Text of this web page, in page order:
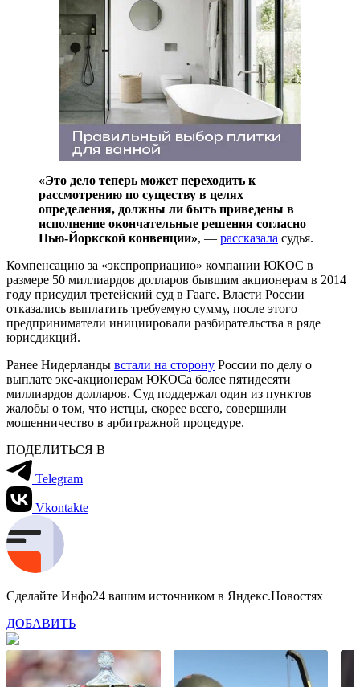
«Это дело теперь может переходить к
рассмотрению по существу в целях
определения, должны ли быть приведены в
исполнение окончательные решения согласно
Нью-Йоркской конвенции», — рассказала судья.
Компенсацию за «экспроприацию» компании ЮКОС в
размере 50 миллиардов долларов бывшим акционерам в 2014
году присудил третейский суд в Гааге. Власти России
отказались выплатить требуемую сумму, после этого
предприниматели инициировали разбирательства в ряде
юрисдикций.
Ранее Нидерланды встали на сторону России по делу о
выплате экс-акционерам ЮКОСа более пятидесяти
миллиардов долларов. Суд поддержал один из пунктов
жалобы о том, что истцы, скорее всего, совершили
мошенничество в арбитражной процедуре.
ПОДЕЛИТЬСЯ В
Telegram
Vkontakte
Сделайте Инфо24 вашим источником в Яндекс.Новостях
ДОБАВИТЬ